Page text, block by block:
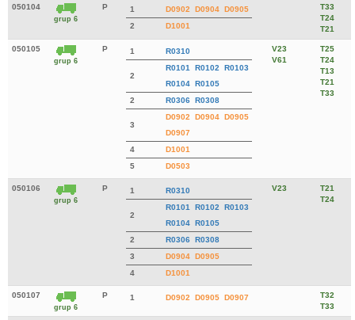
050104
grup 6
P 1 D0902 D0904 D0905
2
D1001
T33
T24
T21
050105
grup 6
P 1 R0310
2
R0101 R0102
R0103
R0104 R0105
2
R0306 R0308
3
D0902 D0904 D0905
D0907
4
D1001
5
D0503
V23
V61
T25
T24
T13
T21
T33
050106
grup 6
P 1 R0310
2
R0101 R0102
R0103
R0104 R0105
2
R0306
R0308
3
D0904 D0905
4
D1001
V23
T21
T24
050107
grup 6
P 1 D0902 D0905 D0907
T32
T33